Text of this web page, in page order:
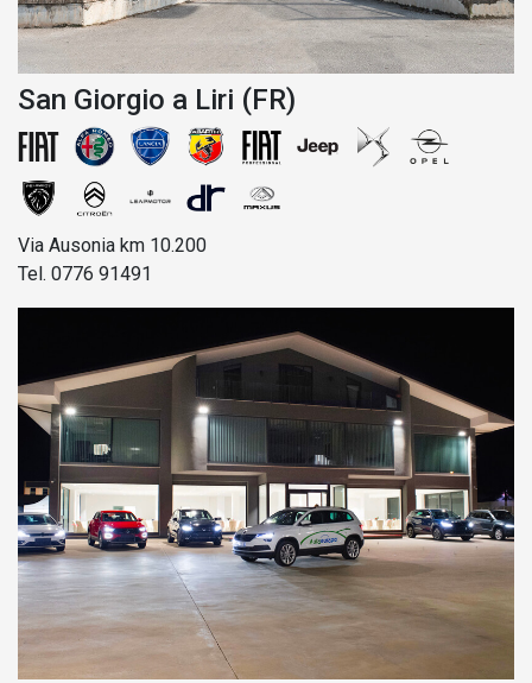
San Giorgio a Liri (FR)
Via Ausonia km 10.200
Tel. 0776 91491